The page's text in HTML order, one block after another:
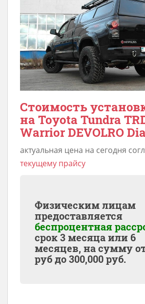
Стоимость
на Toyota Tundra
Warrior DEVOLRO
актуальная цена на сегодня
текущему прайсу
Физическим лицам
предоставляется
беспроцентная
срок 3 месяца или 6
месяцев, на сумму
руб до300,000руб.